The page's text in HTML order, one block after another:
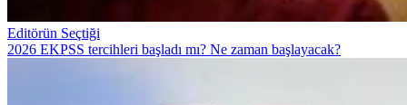
Editörün Seçtiği
2026 EKPSS tercihleri başladı mı? Ne zaman başlayacak?